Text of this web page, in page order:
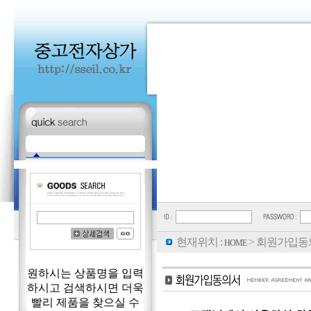
원하시는 상품명을 입력
하시고 검색하시면 더욱
빨리 제품을 찾으실 수
현재위치 : HOME> 회원가입동